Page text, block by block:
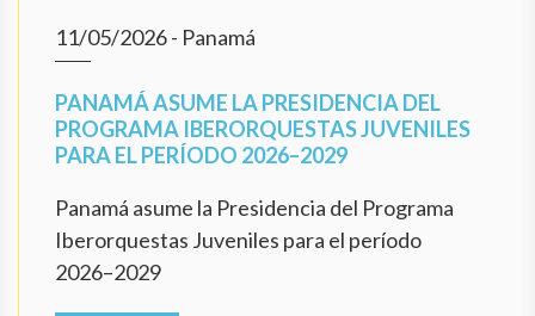
11/05/2026- Panamá
PANAMÁ ASUME LA PRESIDENCIA DEL
PROGRAMA IBERORQUESTAS JUVENILES
PARA EL PERÍODO 2026–2029
Panamá asume la Presidencia del Programa
Iberorquestas Juveniles para el período
2026–2029